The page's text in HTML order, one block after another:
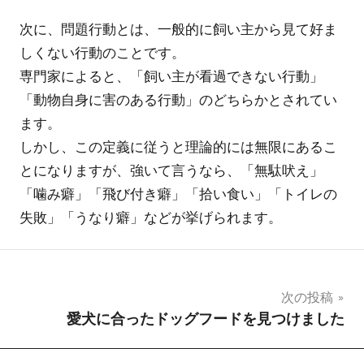
次に、問題行動とは、一般的に飼い主から見て好ま
しくない行動のことです。
専門家によると、「飼い主が看過できない行動」
「動物自身に害のある行動」のどちらかとされてい
ます。
しかし、この定義に従うと理論的には無限にあるこ
とになりますが、強いて言うなら、「無駄吠え」
「噛み癖」「飛び付き癖」「拾い食い」「トイレの
失敗」「うなり癖」などが挙げられます。
次の投稿
愛犬に合ったドッグフードを見つけました